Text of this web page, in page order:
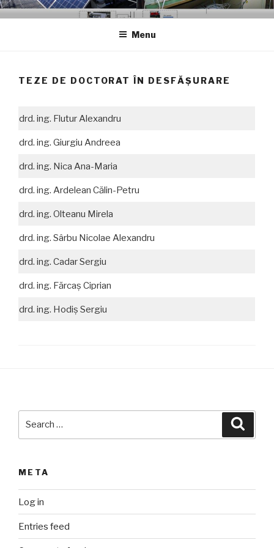
Skip
to
GCER.UTCLUJ.RO
Grup de Cercetare in Energii Regenerabile
Menu
TEZE DE DOCTORAT ÎN DESFĂȘURARE
drd. ing. Flutur Alexandru
drd. ing. Giurgiu Andreea
drd. ing. Nica Ana-Maria
drd. ing. Ardelean Călin-Petru
drd. ing. Olteanu Mirela
drd. ing. Sârbu Nicolae Alexandru
drd. ing. Cadar Sergiu
drd. ing. Fărcaș Ciprian
drd. ing. Hodiș Sergiu
META
Log in
Entries feed